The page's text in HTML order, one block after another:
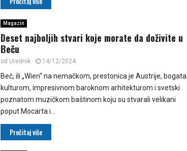
Magazin
Deset najboljih stvari koje morate da doživite u
Beču
od Urednik 14/12/2024
Beč, ili „Wien“ na nemačkom, prestonica je Austrije, bogata
kulturom, impresivnom baroknom arhitekturom i svetski
poznatom muzičkom baštinom koju su stvarali velikani
poput Mocarta i...
Pročitaj više